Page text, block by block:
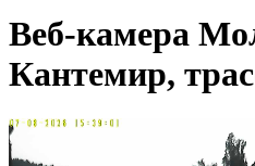
Веб-камера
Кантемир,